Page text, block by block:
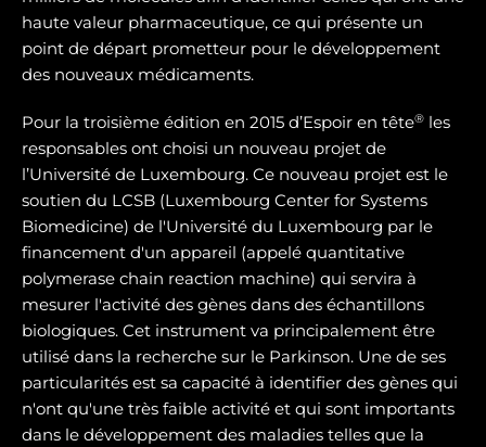
haute valeur pharmaceutique, ce qui présente un
point de départ prometteur pour le développement
des nouveaux médicaments.
Pour la troisième édition en 2015 d’Espoir en tête® les
responsables ont choisi un nouveau projet de
l’Université de Luxembourg. Ce nouveau projet est le
soutien du LCSB (Luxembourg Center for Systems
Biomedicine) de l'Université du Luxembourg par le
financement d'un appareil (appelé quantitative
polymerase chain reaction machine) qui servira à
mesurer l'activité des gènes dans des échantillons
biologiques. Cet instrument va principalement être
utilisé dans la recherche sur le Parkinson. Une de ses
particularités est sa capacité à identifier des gènes qui
n'ont qu'une très faible activité et qui sont importants
dans le développement des maladies telles que la